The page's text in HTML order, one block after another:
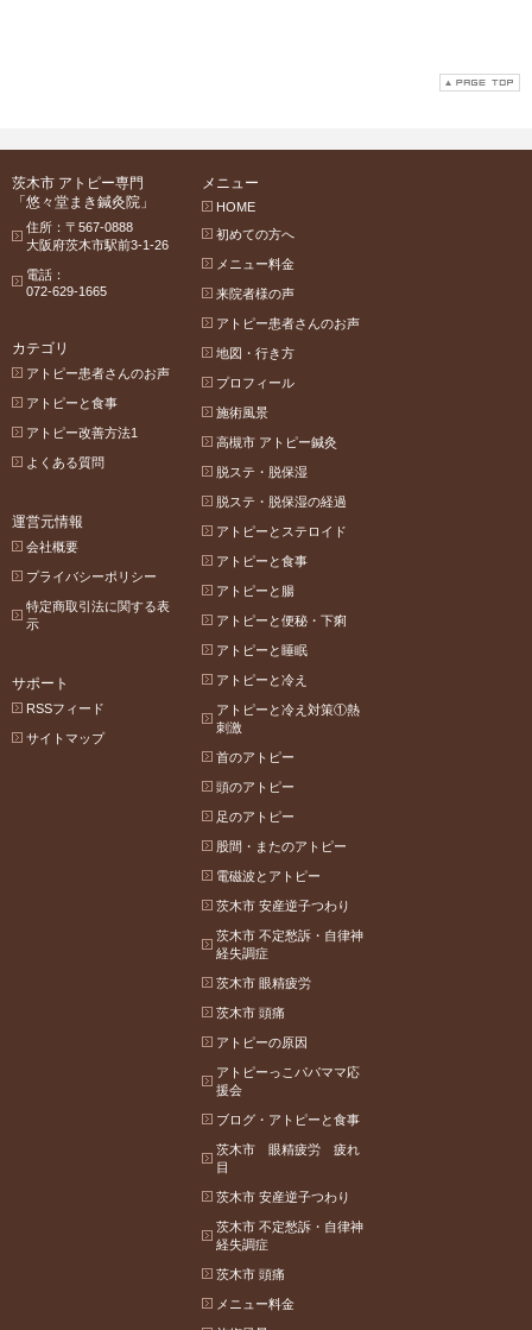
茨木市 アトピー専門
「悠々堂まき鍼灸院」
住所：〒567-0888
大阪府茨木市駅前3-1-26
電話：
072-629-1665
メニュー
HOME
初めての方へ
メニュー料金
来院者様の声
アトピー患者さんのお声
地図・行き方
プロフィール
施術風景
高槻市 アトピー鍼灸
脱ステ・脱保湿
脱ステ・脱保湿の経過
アトピーとステロイド
アトピーと食事
アトピーと腸
アトピーと便秘・下痢
アトピーと睡眠
アトピーと冷え
アトピーと冷え対策①熱
刺激
首のアトピー
頭のアトピー
足のアトピー
股間・またのアトピー
電磁波とアトピー
茨木市 安産逆子つわり
茨木市 不定愁訴・自律神
経失調症
茨木市 眼精疲労
茨木市 頭痛
アトピーの原因
アトピーっこパパママ応
援会
ブログ・アトピーと食事
茨木市 眼精疲労 疲れ
目
茨木市 安産逆子つわり
茨木市 不定愁訴・自律神
経失調症
茨木市 頭痛
メニュー料金
カテゴリ
アトピー患者さんのお声
アトピーと食事
アトピー改善方法1
よくある質問
運営元情報
会社概要
プライバシーポリシー
特定商取引法に関する表
示
サポート
RSSフィード
サイトマップ